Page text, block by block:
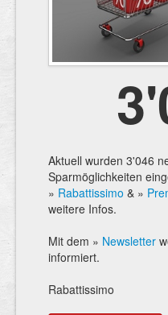
Aktuell wurden 3'046
Sparmöglichkeiten
» Rabattissimo & »
weitere Infos.
Mit dem » Newsletter
informiert.
Rabattissimo